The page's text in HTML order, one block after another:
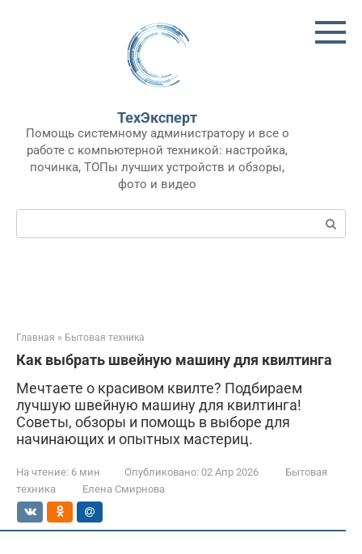
ТехЭксперт
Помощь системному администратору и все о
работе с компьютерной техникой: настройка,
починка, ТОПы лучших устройств и обзоры,
фото и видео
Поиск:
Главная » Бытовая техника
Как выбрать швейную машину для квилтинга
Мечтаете о красивом квилте? Подбираем
лучшую швейную машину для квилтинга!
Советы, обзоры и помощь в выборе для
начинающих и опытных мастериц.
На чтение: 6 мин Опубликовано: 02 Апр 2026
Бытовая
техника
Елена Смирнова